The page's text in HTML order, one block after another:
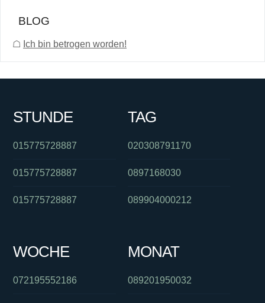
BLOG
☖ Ich bin betrogen worden!
STUNDE
015775728887
015775728887
015775728887
TAG
020308791170
0897168030
089904000212
WOCHE
072195552186
MONAT
089201950032